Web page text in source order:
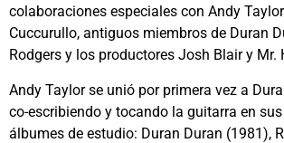
colaboraciones especiales con Andy
Cuccurullo, antiguos miembros de Duran
Rodgers y los productores Josh Blair y Mr.
Andy Taylor se unió por primera vez a
co-escribiendo y tocando la guitarra en
álbumes de estudio: Duran Duran (1981),